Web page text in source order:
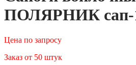
ПОЛЯРНИК сап-
Цена по запросу
Заказ от 50 штук